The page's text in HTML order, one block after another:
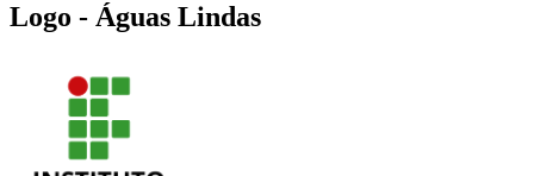
Logo - Águas Lindas